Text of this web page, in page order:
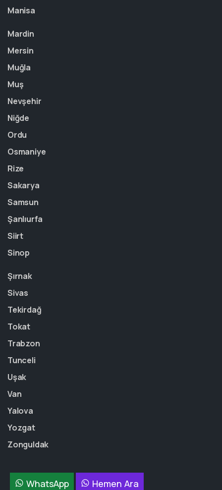
Manisa
Mardin
Mersin
Muğla
Muş
Nevşehir
Niğde
Ordu
Osmaniye
Rize
Sakarya
Samsun
Şanlıurfa
Siirt
Sinop
Şırnak
Sivas
Tekirdağ
Tokat
Trabzon
Tunceli
Uşak
Van
Yalova
Yozgat
Zonguldak
WhatsApp Hemen Ara